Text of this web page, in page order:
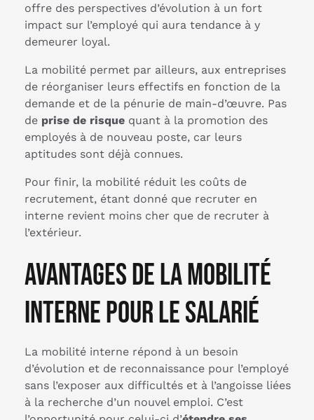
offre des perspectives d’évolution à un fort
impact sur l’employé qui aura tendance à y
demeurer loyal.
La mobilité permet par ailleurs, aux entreprises
de réorganiser leurs effectifs en fonction de la
demande et de la pénurie de main-d’œuvre. Pas
de prise de risque quant à la promotion des
employés à de nouveau poste, car leurs
aptitudes sont déjà connues.
Pour finir, la mobilité réduit les coûts de
recrutement, étant donné que recruter en
interne revient moins cher que de recruter à
l’extérieur.
Avantages de la mobilité
interne pour le salarié
La mobilité interne répond à un besoin
d’évolution et de reconnaissance pour l’employé
sans l’exposer aux difficultés et à l’angoisse liées
à la recherche d’un nouvel emploi. C’est